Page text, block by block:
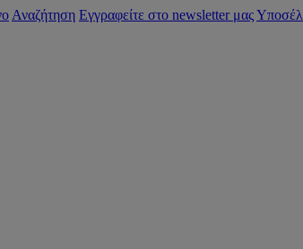
Αναζήτηση Εγγραφείτε στο newsletter μας